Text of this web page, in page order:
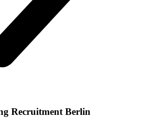
Recruitment Berlin